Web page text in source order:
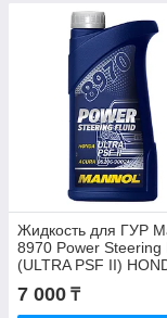
Жидкость для ГУР
8970 Power Steering
(ULTRA PSF II)
ACURA 1L
7 000 ₸